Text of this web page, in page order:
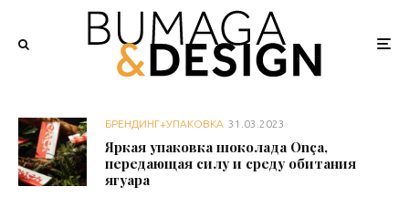
БРЕНДИНГ+УПАКОВКА 31.03.2023
Яркая упаковка шоколада Onça,
передающая силу и среду обитания
ягуара